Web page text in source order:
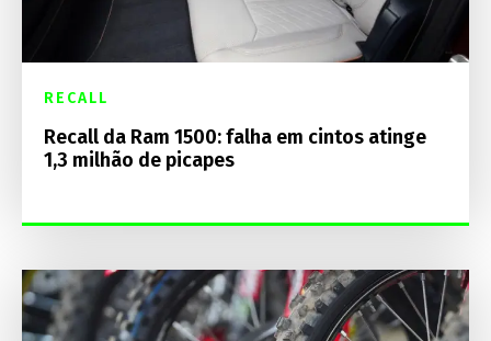
RECALL
Recall da Ram 1500: falha em cintos atinge
1,3 milhão de picapes